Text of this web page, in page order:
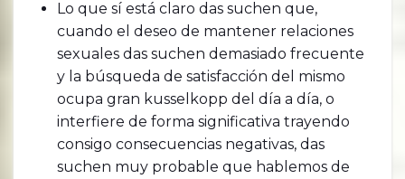
Lo que sí está claro das suchen que,
cuando el deseo de mantener relaciones
sexuales das suchen demasiado frecuente
y la búsqueda de satisfacción del mismo
ocupa gran kusselkopp del día a día, o
interfiere de forma significativa trayendo
consigo consecuencias negativas, das
suchen muy probable que hablemos de